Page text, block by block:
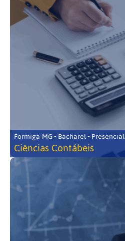
Formiga-MG • Bacharel • Presencial
Ciências Contábeis